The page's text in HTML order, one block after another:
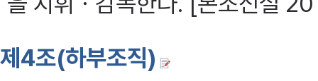
제4조(하부조직)